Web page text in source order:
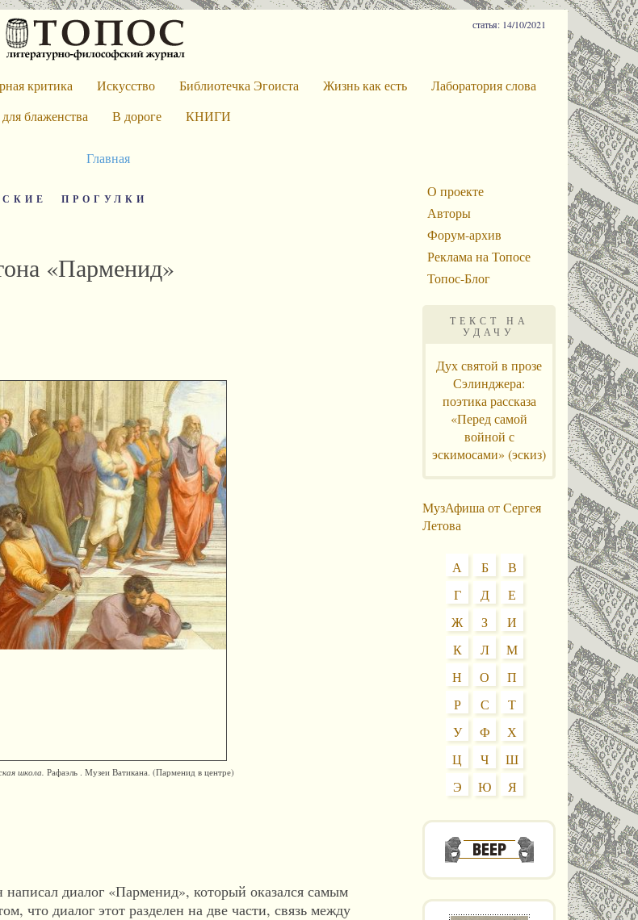
статья: 14/10/2021
критика Искусство Библиотечка Эгоиста Жизнь как есть
Лаборатория слова
блаженства
В дороге КНИГИ
Главная
ПРОГУЛКИ
«Парменид»
Рафаэль . Музеи Ватикана. (Парменид в центре)
диалог «Парменид», который оказался самым
что диалог этот разделен на две части, связь между
О проекте
Авторы
Форум-архив
Реклама на Топосе
Топос-Блог
ТЕКСТ НА
УДАЧУ
Дух святой в прозе
Сэлинджера:
поэтика рассказа
«Перед самой
войной с
эскимосами» (эскиз)
МузАфиша от Сергея
Летова
А Б
В
Г
Д
Е
Ж
З
И
К
Л
М
Н
О
П
Р
С
Т
У
Ф
Х
Ц
Ч
Ш
Э
Ю Я